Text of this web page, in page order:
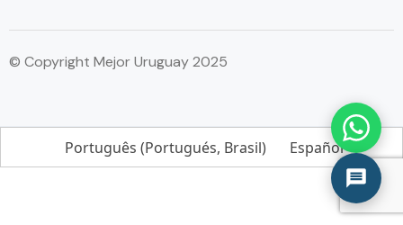
© Copyright Mejor Uruguay 2025
Português (Portugués, Brasil) Español